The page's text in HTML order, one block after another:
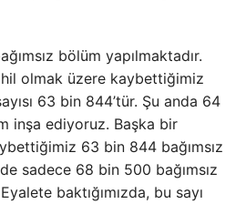
bölüm yapılmaktadır.
olmak üzere kaybettiğimiz
63 bin 844’tür. Şu anda 64
inşa ediyoruz. Başka bir
63 bin 844 bağımsız
sadece 68 bin 500 bağımsız
baktığımızda, bu sayı